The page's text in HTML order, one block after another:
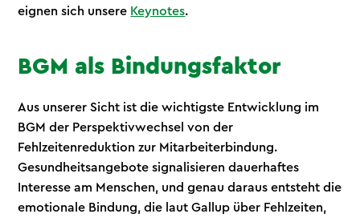
eignen sich unsere Keynotes.
BGM als Bindungsfaktor
Aus unserer Sicht ist die wichtigste Entwicklung im
BGM der Perspektivwechsel von der
Fehlzeitenreduktion zur Mitarbeiterbindung.
Gesundheitsangebote signalisieren dauerhaftes
Interesse am Menschen, und genau daraus entsteht die
emotionale Bindung, die laut Gallup über Fehlzeiten,